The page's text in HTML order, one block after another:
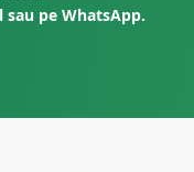
pe WhatsApp.